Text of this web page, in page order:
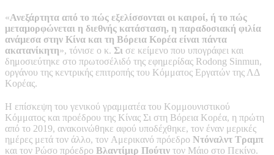
«Ανεξάρτητα από το πώς εξελίσσονται οι καιροί, ή το πώς
μεταμορφώνεται η διεθνής κατάσταση, η παραδοσιακή φιλία
ανάμεσα στην Κίνα και τη Βόρεια Κορέα είναι πάντα
ακατανίκητη», τόνισε ο κ. Σι σε κείμενο που υπογράφει και
δημοσιεύτηκε στο πρωτοσέλιδό της εφημερίδας Rodong Sinmun,
οργάνου της κεντρικής επιτροπής του Κόμματος Εργατών της ΛΔ
Κορέας.
Η επίσκεψη του γενικού γραμματέα του Κομμουνιστικού
Κόμματος και προέδρου της Κίνας Σι στη Βόρεια Κορέα, η πρώτη
από το 2019, ανακοινώθηκε αφού υποδέχθηκε, τον έναν μερικές
ημέρες μετά τον άλλο, τον Aμερικανό πρόεδρο Ντόναλντ Τραμπ
και τον Ρώσο πρόεδρο Βλαντίμιρ Πούτιν τον Μάιο στο Πεκίνο.